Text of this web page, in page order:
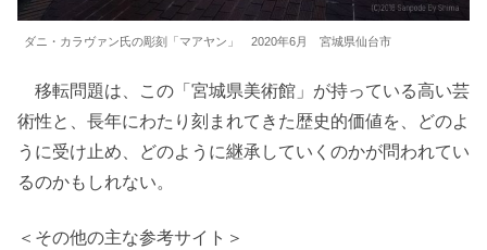
ダニ・カラヴァン氏の彫刻「マアヤン」 2020年6月 宮城県仙台市
移転問題は、この「宮城県美術館」が持っている高い芸
術性と、長年にわたり刻まれてきた歴史的価値を、どのよ
うに受け止め、どのように継承していくのかが問われてい
るのかもしれない。
＜その他の主な参考サイト＞